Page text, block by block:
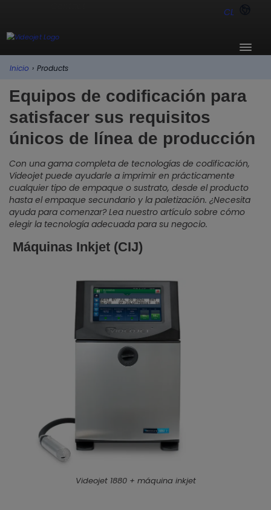
CL
Inicio › Products
Equipos de codificación para
satisfacer sus requisitos
únicos de línea de producción
Con una gama completa de tecnologías de codificación,
Videojet puede ayudarle a imprimir en prácticamente
cualquier tipo de empaque o sustrato, desde el producto
hasta el empaque secundario y la paletización. ¿Necesita
ayuda para comenzar? Lea nuestro artículo sobre cómo
elegir la tecnología adecuada para su negocio.
Máquinas Inkjet (CIJ)
Videojet 1880 + máquina inkjet